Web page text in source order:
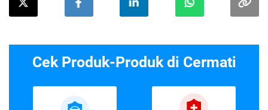
Cek Produk-Produk di Cermati